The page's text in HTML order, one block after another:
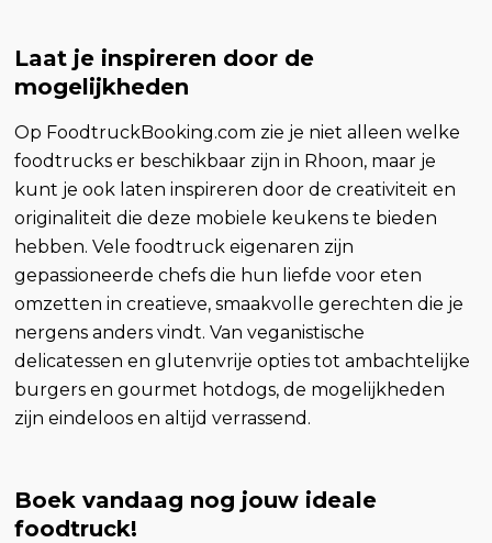
Laat je inspireren door de
mogelijkheden
Op FoodtruckBooking.com zie je niet alleen welke
foodtrucks er beschikbaar zijn in Rhoon, maar je
kunt je ook laten inspireren door de creativiteit en
originaliteit die deze mobiele keukens te bieden
hebben. Vele foodtruck eigenaren zijn
gepassioneerde chefs die hun liefde voor eten
omzetten in creatieve, smaakvolle gerechten die je
nergens anders vindt. Van veganistische
delicatessen en glutenvrije opties tot ambachtelijke
burgers en gourmet hotdogs, de mogelijkheden
zijn eindeloos en altijd verrassend.
Boek vandaag nog jouw ideale
foodtruck!